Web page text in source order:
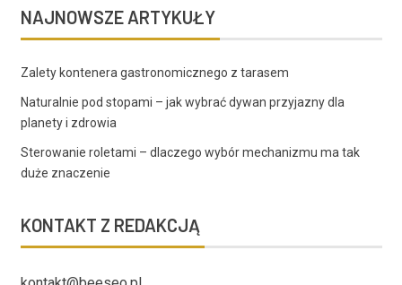
NAJNOWSZE ARTYKUŁY
Zalety kontenera gastronomicznego z tarasem
Naturalnie pod stopami – jak wybrać dywan przyjazny dla
planety i zdrowia
Sterowanie roletami – dlaczego wybór mechanizmu ma tak
duże znaczenie
KONTAKT Z REDAKCJĄ